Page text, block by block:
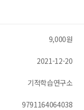
9,000원
2021-12-20
기적학습연구소
9791164064038